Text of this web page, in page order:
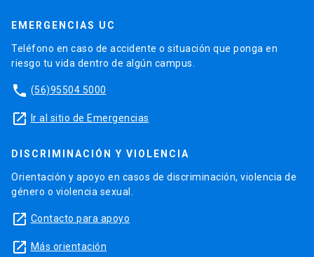
EMERGENCIAS UC
Teléfono en caso de accidente o situación que ponga en
riesgo tu vida dentro de algún campus.
phone (56)95504 5000
launch Ir al sitio de Emergencias
DISCRIMINACIÓN Y VIOLENCIA
Orientación y apoyo en casos de discriminación, violencia de
género o violencia sexual.
launch Contacto para apoyo
launch Más orientación